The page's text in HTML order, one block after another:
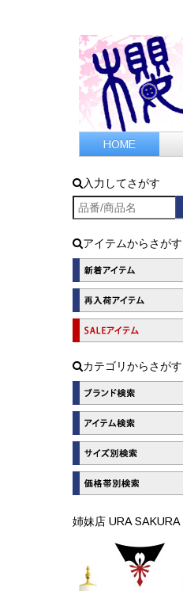
HOME
入力してさがす
アイテムからさがす
カテゴリからさがす
姉妹店 URA SAKURA